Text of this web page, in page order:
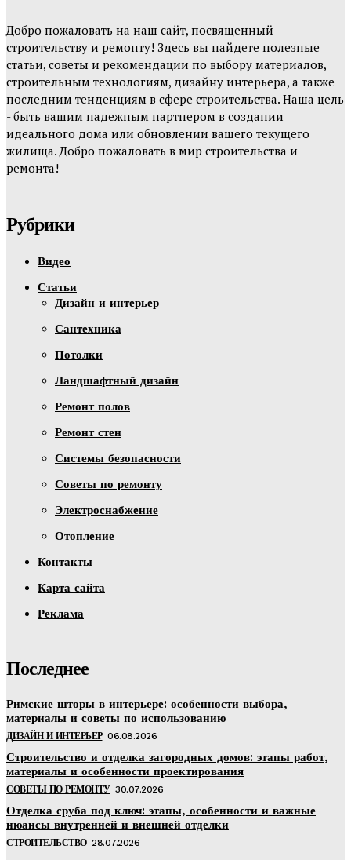
Добро пожаловать на наш сайт, посвященный
строительству и ремонту! Здесь вы найдете полезные
статьи, советы и рекомендации по выбору материалов,
строительным технологиям, дизайну интерьера, а также
последним тенденциям в сфере строительства. Наша цель
- быть вашим надежным партнером в создании
идеального дома или обновлении вашего текущего
жилища. Добро пожаловать в мир строительства и
ремонта!
Рубрики
Видео
Статьи
Дизайн и интерьер
Сантехника
Потолки
Ландшафтный дизайн
Ремонт полов
Ремонт стен
Системы безопасности
Советы по ремонту
Электроснабжение
Отопление
Контакты
Карта сайта
Реклама
Последнее
Римские шторы в интерьере: особенности выбора,
материалы и советы по использованию
ДИЗАЙН И ИНТЕРЬЕР 06.08.2026
Строительство и отделка загородных домов: этапы работ,
материалы и особенности проектирования
СОВЕТЫ ПО РЕМОНТУ 30.07.2026
Отделка сруба под ключ: этапы, особенности и важные
нюансы внутренней и внешней отделки
СТРОИТЕЛЬСТВО 28.07.2026